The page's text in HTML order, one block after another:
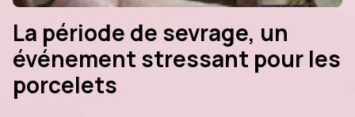
La période de sevrage, un
événement stressant pour les
porcelets